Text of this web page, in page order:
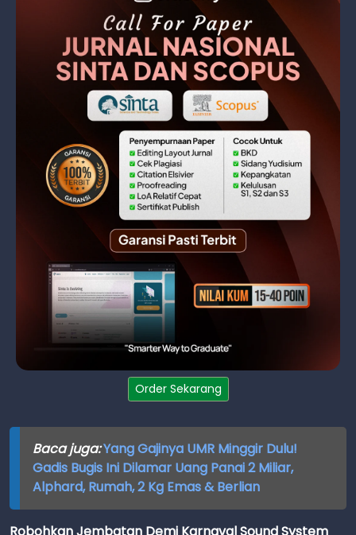
Order Sekarang
Baca juga:Yang Gajinya UMR Minggir Dulu!
Gadis Bugis Ini Dilamar Uang Panai 2 Miliar,
Alphard, Rumah, 2 Kg Emas & Berlian